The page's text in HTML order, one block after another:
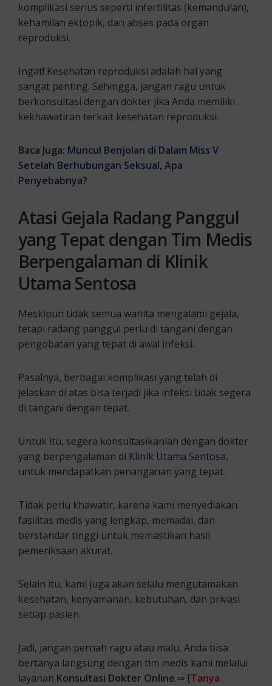
komplikasi serius seperti infertilitas (kemandulan),
kehamilan ektopik, dan abses pada organ
reproduksi.
Ingat! Kesehatan reproduksi adalah hal yang
sangat penting. Sehingga, jangan ragu untuk
berkonsultasi dengan dokter jika Anda memiliki
kekhawatiran terkait kesehatan reproduksi.
Baca Juga: Muncul Benjolan di Dalam Miss V
Setelah Berhubungan Seksual, Apa
Penyebabnya?
Atasi Gejala Radang Panggul
yang Tepat dengan Tim Medis
Berpengalaman di Klinik
Utama Sentosa
Meskipun tidak semua wanita mengalami gejala,
tetapi radang panggul perlu di tangani dengan
pengobatan yang tepat di awal infeksi.
Pasalnya, berbagai komplikasi yang telah di
jelaskan di atas bisa terjadi jika infeksi tidak segera
di tangani dengan tepat.
Untuk itu, segera konsultasikanlah dengan dokter
yang berpengalaman di Klinik Utama Sentosa,
untuk mendapatkan penanganan yang tepat.
Tidak perlu khawatir, karena kami menyediakan
fasilitas medis yang lengkap, memadai, dan
berstandar tinggi untuk memastikan hasil
pemeriksaan akurat.
Selain itu, kami juga akan selalu mengutamakan
kesehatan, kenyamanan, kebutuhan, dan privasi
setiap pasien.
Jadi, jangan pernah ragu atau malu, Anda bisa
bertanya langsung dengan tim medis kami melalui
layanan Konsultasi Dokter Online.⇒ [Tanya